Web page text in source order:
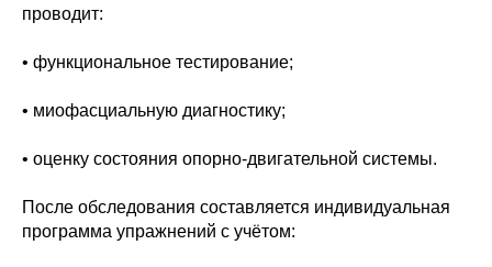
проводит:
• функциональное тестирование;
• миофасциальную диагностику;
• оценку состояния опорно-двигательной системы.
После обследования составляется индивидуальная
программа упражнений с учётом: